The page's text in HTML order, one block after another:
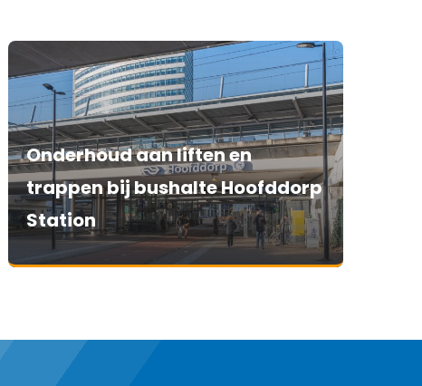
Onderhoud aan liften en
trappen bij bushalte Hoofddorp
Station